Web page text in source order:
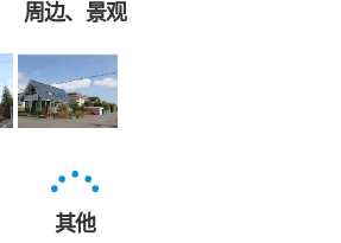
周边、景观
其他